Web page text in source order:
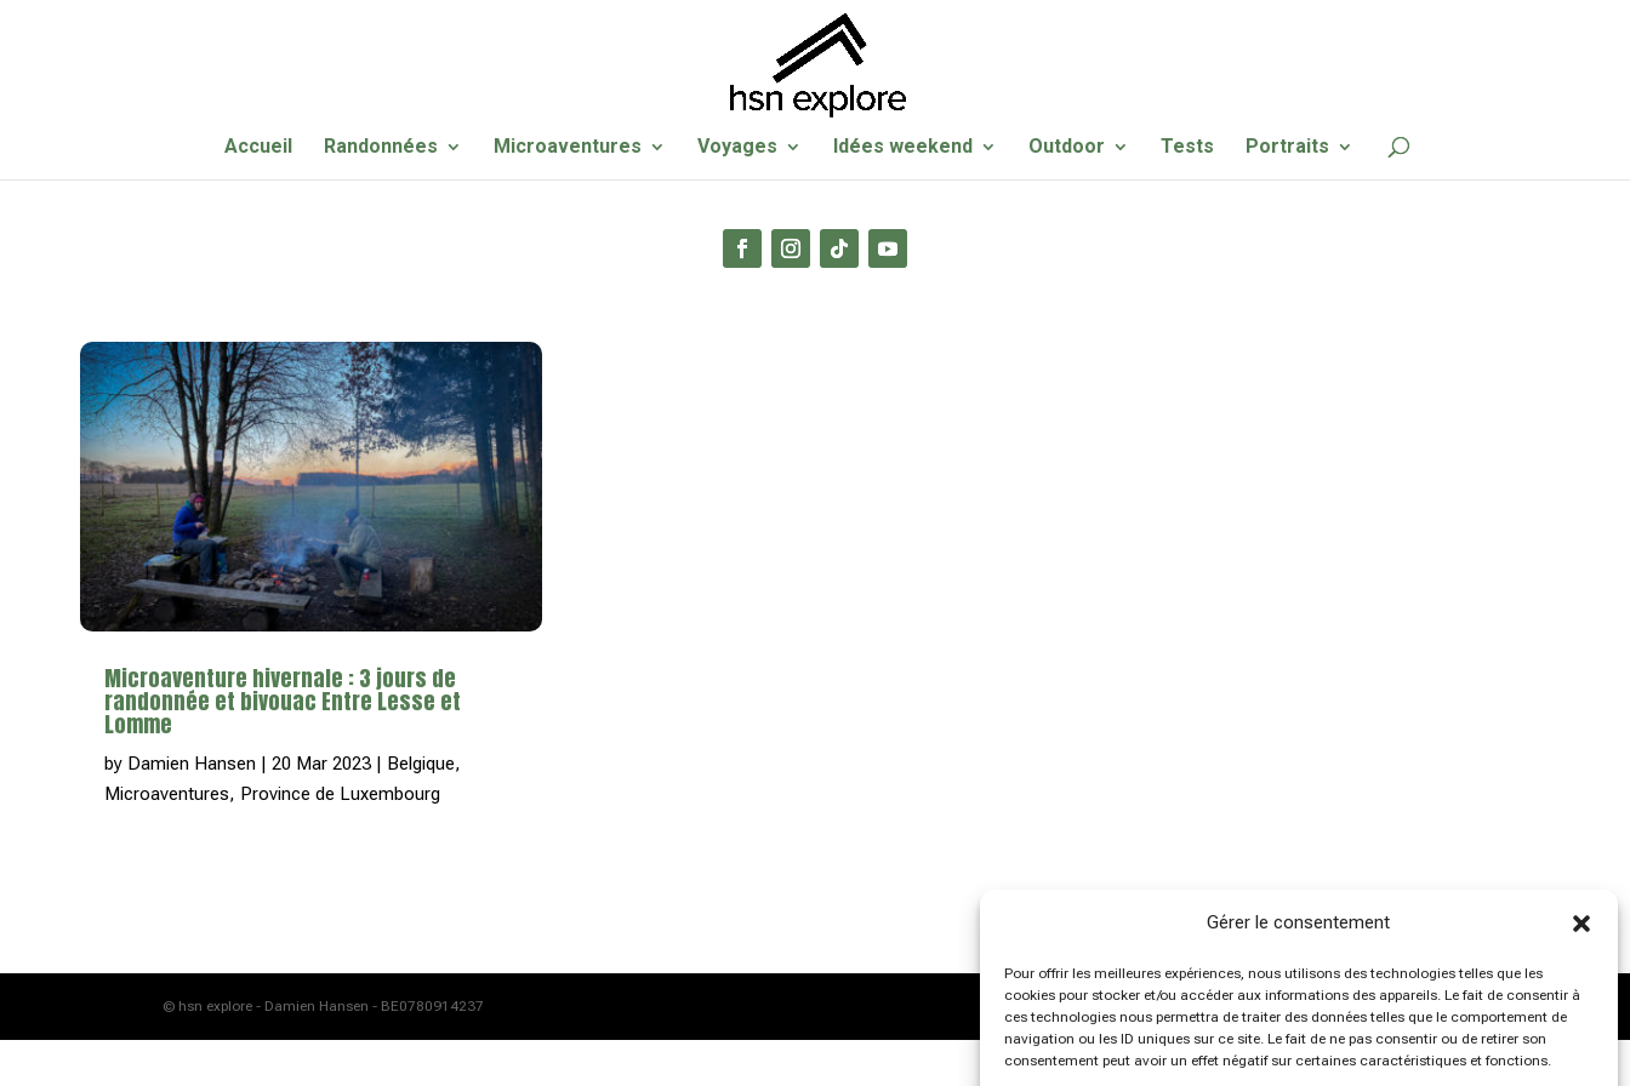
Gérer le consentement
Pour offrir les meilleures expériences, nous utilisons des technologies telles que les
cookies pour stocker et/ou accéder aux informations des appareils. Le fait de consentir à
ces technologies nous permettra de traiter des données telles que le comportement de
navigation ou les ID uniques sur ce site. Le fait de ne pas consentir ou de retirer son
consentement peut avoir un effet négatif sur certaines caractéristiques et fonctions.
Accueil Randonnées Microaventures Voyages Idées weekend Outdoor Tests Portraits
Microaventure hivernale : 3 jours de
randonnée et bivouac Entre Lesse et
Lomme
by Damien Hansen |20 Mar 2023 | Belgique,
Microaventures, Province de Luxembourg
© hsn explore - Damien Hansen - BE0780914237